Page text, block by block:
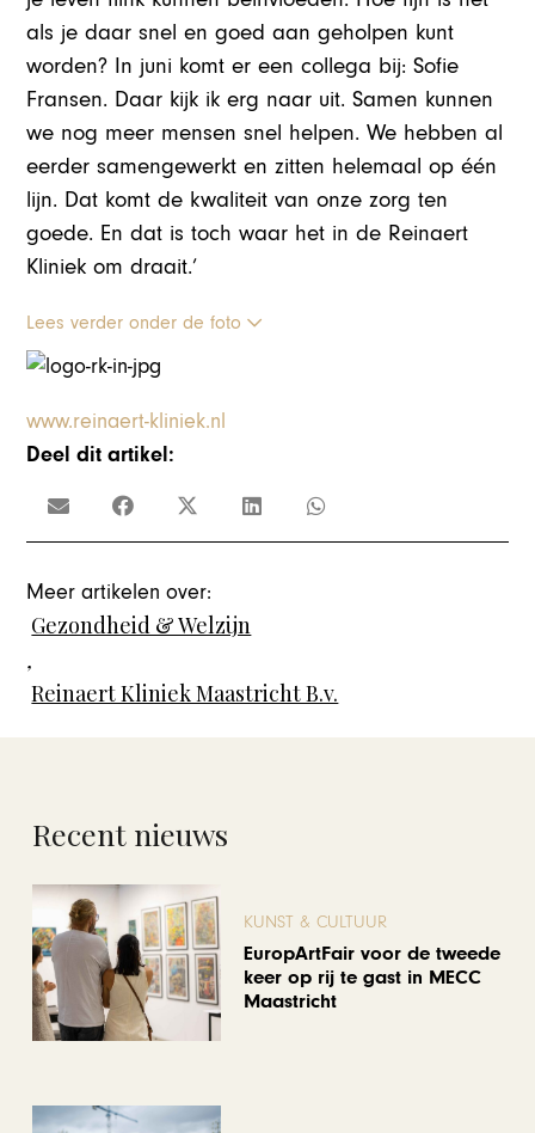
als je daar snel en goed aan geholpen kunt
worden? In juni komt er een collega bij: Sofie
Fransen. Daar kijk ik erg naar uit. Samen kunnen
we nog meer mensen snel helpen. We hebben al
eerder samengewerkt en zitten helemaal op één
lijn. Dat komt de kwaliteit van onze zorg ten
goede. En dat is toch waar het in de Reinaert
Kliniek om draait.’
Lees verder onder de foto
www.reinaert-kliniek.nl
Deel dit artikel:
Meer artikelen over:
Gezondheid & Welzijn
,
Reinaert Kliniek Maastricht B.v.
Recent nieuws
KUNST & CULTUUR
EuropArtFair voor de tweede
keer op rij te gast in MECC
Maastricht